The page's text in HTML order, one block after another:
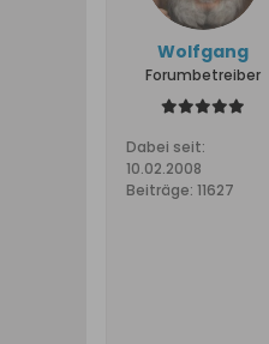
Wolfgang
Forumbetreiber
Dabei seit:
10.02.2008
Beiträge: 11627